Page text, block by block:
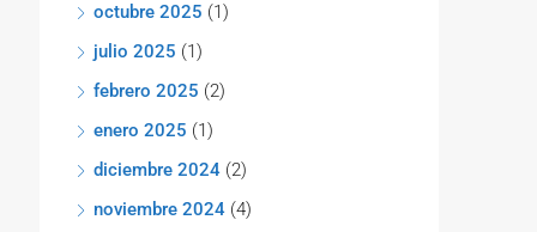
octubre 2025 (1)
julio 2025 (1)
febrero 2025 (2)
enero 2025 (1)
diciembre 2024 (2)
noviembre 2024 (4)